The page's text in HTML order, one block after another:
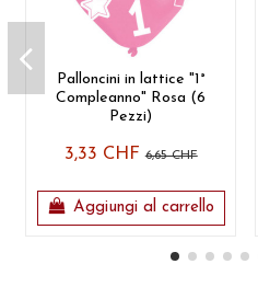
Palloncini in lattice "1°
Compleanno" Rosa (6
Pezzi)
3,33 CHF6,65 CHF
Aggiungi al carrello